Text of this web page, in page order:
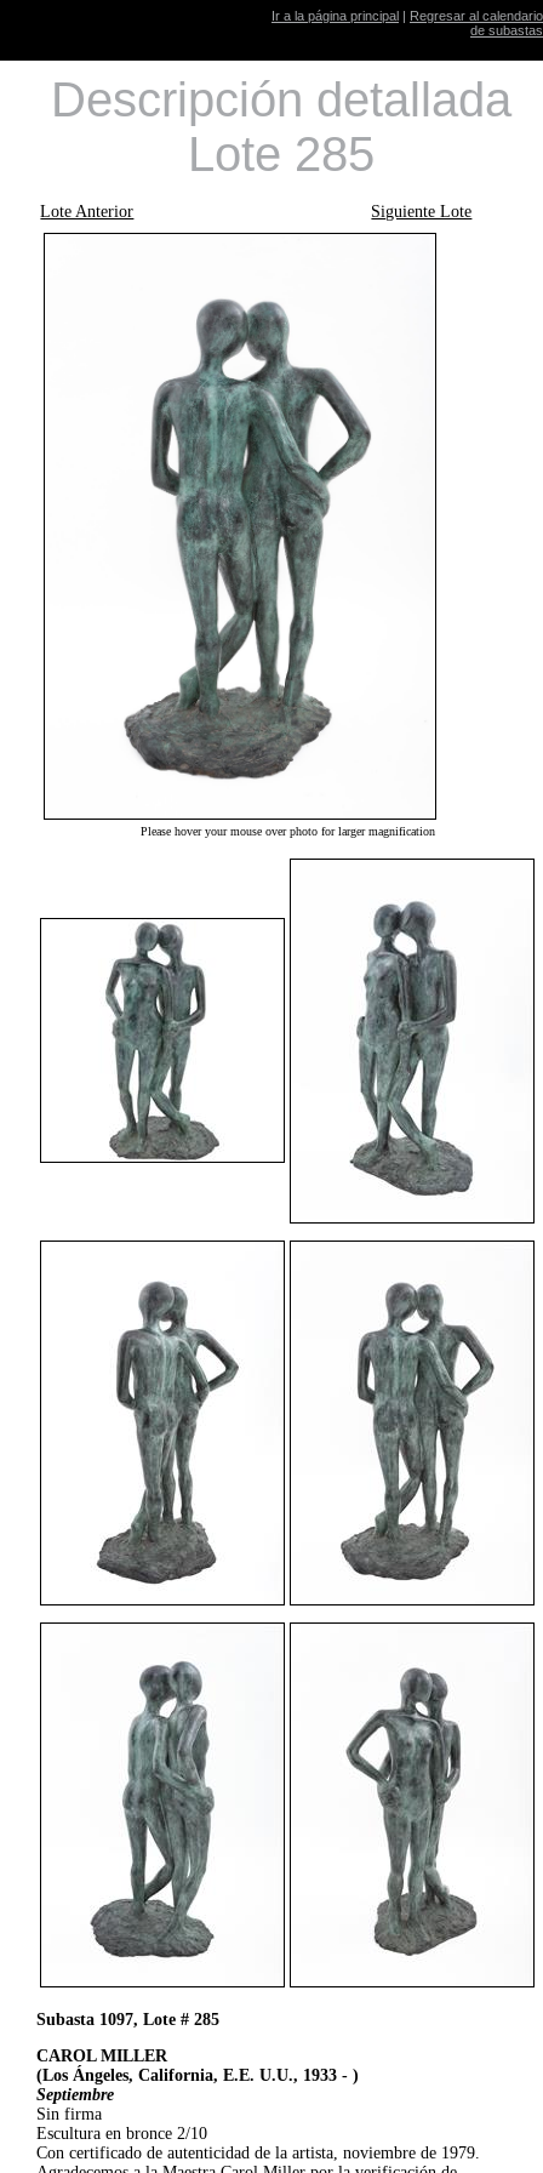
Ir a la página principal | Regresar al calendario
de subastas
Descripción detallada
Lote 285
Lote Anterior Siguiente Lote
Please hover your mouse over photo for larger magnification
Subasta 1097, Lote # 285
CAROL MILLER
(Los Ángeles, California, E.E. U.U., 1933 - )
Septiembre
Sin firma
Escultura en bronce 2/10
Con certificado de autenticidad de la artista, noviembre de 1979.